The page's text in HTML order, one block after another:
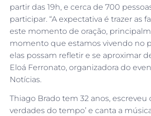
partir das 19h, e cerca de 700
participar. “A expectativa é trazer as
este momento de oração,
momento que estamos vivendo no
elas possam refletir e se aproximar
Eloá Ferronato, organizadora do
Notícias.
Thiago Brado tem 32 anos, escreveu
verdades do tempo’ e canta a